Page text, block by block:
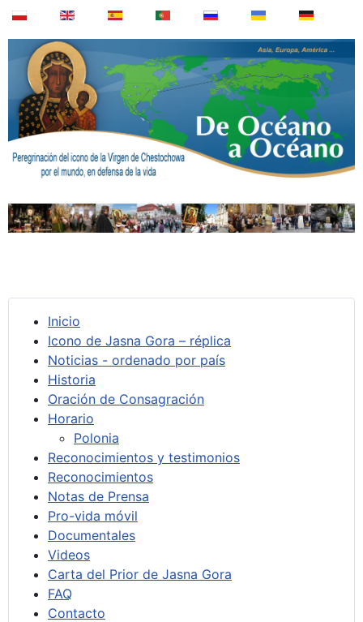
Inicio
Icono de Jasna Gora – réplica
Noticias - ordenado por país
Historia
Oración de Consagración
Horario
Polonia
Reconocimientos y testimonios
Reconocimientos
Notas de Prensa
Pro-vida móvil
Documentales
Videos
Carta del Prior de Jasna Gora
FAQ
Contacto